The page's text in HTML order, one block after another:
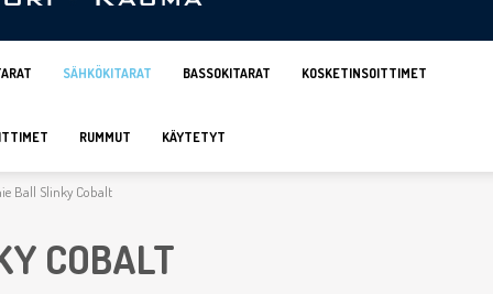
SÄHKÖKITARAT BASSOKITARAT KOSKETINSOITTIMET
RUMMUT KÄYTETYT
Ball Slinky Cobalt
COBALT